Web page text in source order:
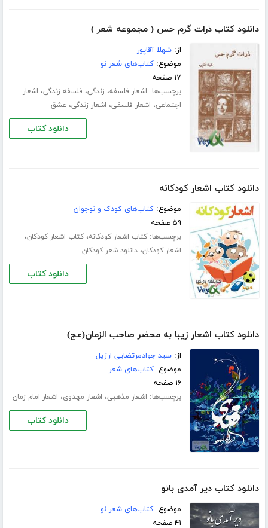
دانلود کتاب ذرات گرم حس ( مجموعه شعر )
از:شهلا آقاپور
موضوع:کتاب‌های شعر نو
۱۷ صفحه
برچسب‌ها: اشعار فلسفه، زندگی، فلسفه زندگی، اشعار
اجتماعی، اشعار فلسفی، اشعار زندگی، عشق
دانلود کتاب
دانلود کتاب اشعار کودکانه
موضوع:کتاب‌های کودک و نوجوان
۵۹ صفحه
برچسب‌ها:کتاب اشعار کودکانه،کتاب اشعار کودکان،
اشعار کودکان،دانلود شعر کودکان
دانلود کتاب
دانلود کتاب اشعار زیبا به محضر صاحب الزمان(عج)
از:سید جوادمرتضایی ارزیل
موضوع:کتاب‌های شعر
۱۶ صفحه
برچسب‌ها: اشعار مذهبی، اشعار مهدوی، اشعار امام زمان
دانلود کتاب
دانلود کتاب دیر آمدی بانو
موضوع:کتاب‌های شعر نو
۴۱ صفحه